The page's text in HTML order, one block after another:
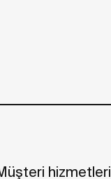
hizmetleri